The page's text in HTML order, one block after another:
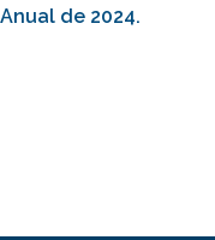
de 2024.